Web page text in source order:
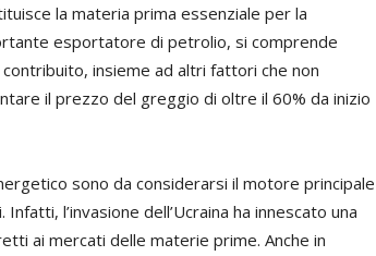
la materia prima essenziale per la
esportatore di petrolio, si comprende
insieme ad altri fattori che non
il prezzo del greggio di oltre il 60% da inizio
sono da considerarsi il motore principale
l’invasione dell’Ucraina ha innescato una
ai mercati delle materie prime. Anche in